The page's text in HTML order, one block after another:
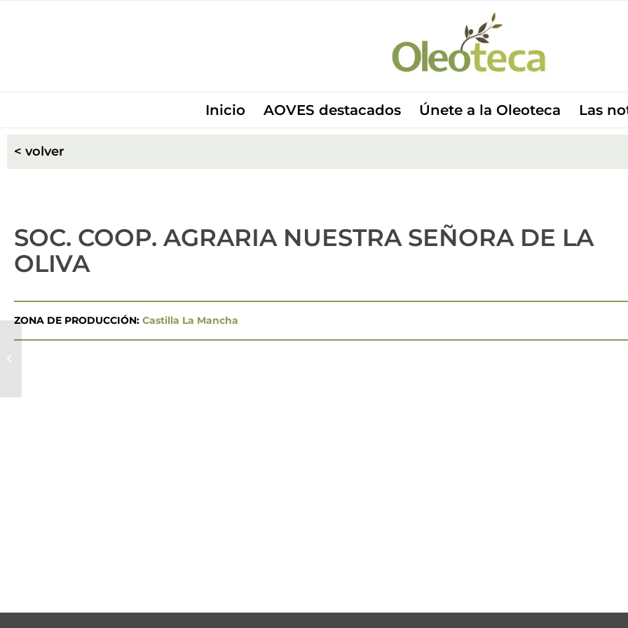
Inicio AOVES destacados Únete a la Oleoteca Las
< volver
SOC. COOP. AGRARIA NUESTRA SEÑORA DE LA
OLIVA
ZONA DE PRODUCCIÓN: Castilla La Mancha